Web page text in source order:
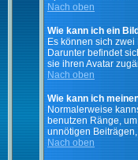
Nach oben
Wie kann ich ein
Es können sich
Darunter befindet
sie ihren Avatar
Nach oben
Wie kann ich
Normalerweise
benutzen Ränge,
unnötigen
Nach oben